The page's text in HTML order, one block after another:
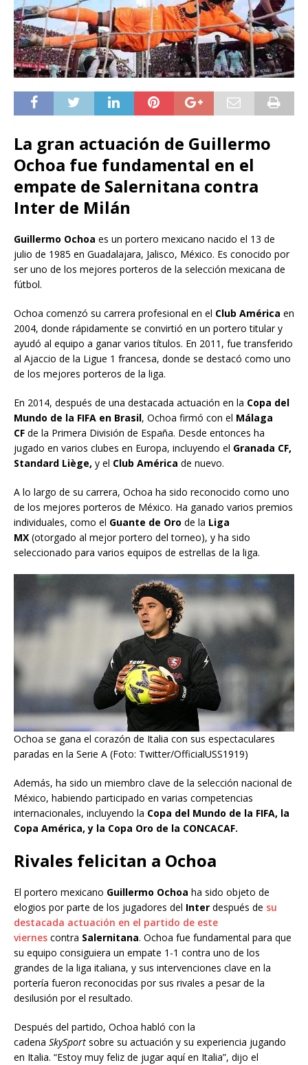
La gran actuación de Guillermo
Ochoa fue fundamental en el
empate de Salernitana contra
Inter de Milán
Guillermo Ochoa es un portero mexicano nacido el 13 de
julio de 1985 en Guadalajara, Jalisco, México. Es conocido por
ser uno de los mejores porteros de la selección mexicana de
fútbol.
Ochoa comenzó su carrera profesional en el Club América en
2004, donde rápidamente se convirtió en un portero titular y
ayudó al equipo a ganar varios títulos. En 2011, fue transferido
al Ajaccio de la Ligue 1 francesa, donde se destacó como uno
de los mejores porteros de la liga.
En 2014, después de una destacada actuación en la Copa del
Mundo de la FIFA en Brasil, Ochoa firmó con el Málaga
CF de la Primera División de España. Desde entonces ha
jugado en varios clubes en Europa, incluyendo el Granada CF,
Standard Liège, y el Club América de nuevo.
A lo largo de su carrera, Ochoa ha sido reconocido como uno
de los mejores porteros de México. Ha ganado varios premios
individuales, como el Guante de Oro de la Liga
MX (otorgado al mejor portero del torneo), y ha sido
seleccionado para varios equipos de estrellas de la liga.
Ochoa se gana el corazón de Italia con sus espectaculares
paradas en la Serie A (Foto: Twitter/OfficialUSS1919)
Además, ha sido un miembro clave de la selección nacional de
México, habiendo participado en varias competencias
internacionales, incluyendo la Copa del Mundo de la FIFA, la
Copa América, y la Copa Oro de la CONCACAF.
Rivales felicitan a Ochoa
El portero mexicano Guillermo Ochoa ha sido objeto de
elogios por parte de los jugadores del Inter después de su
destacada actuación en el partido de este
viernes contra Salernitana. Ochoa fue fundamental para que
su equipo consiguiera un empate 1-1 contra uno de los
grandes de la liga italiana, y sus intervenciones clave en la
portería fueron reconocidas por sus rivales a pesar de la
desilusión por el resultado.
Después del partido, Ochoa habló con la
cadena SkySport sobre su actuación y su experiencia jugando
en Italia. “Estoy muy feliz de jugar aquí en Italia”, dijo el